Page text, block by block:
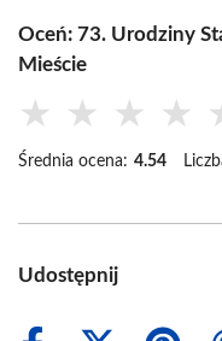
Oceń: 73. Urodziny
Mieście
★ ★ ★ ★
Średnia ocena: 4.54
Udostępnij